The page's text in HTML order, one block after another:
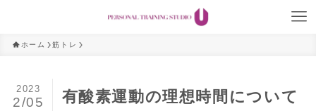
ホーム 筋トレ
有酸素運動の理想時間について
2023
2/05